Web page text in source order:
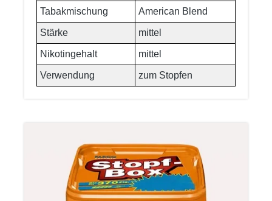
Tabakmischung American Blend
Stärke mittel
Nikotingehalt mittel
Verwendung zum Stopfen